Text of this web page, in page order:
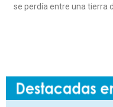
se perdía entre una tierra